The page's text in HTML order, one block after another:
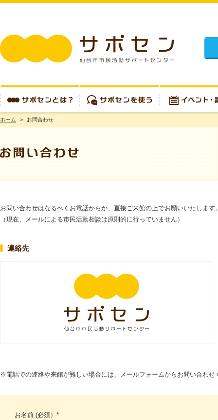
サポセンとは？ サポセンを使う イベント・講座
ホーム > お問合わせ
お問い合わせはなるべくお電話からか、直接ご来館の上でお願いいたします
（現在、メールによる市民活動相談は原則的に行っていません）
連絡先
※電話での連絡や来館が難しい場合には、メールフォームからお問い合わせ
お名前 (必須） *